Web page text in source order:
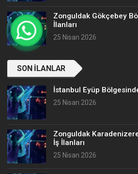
Zonguldak Gökçebey
İlanları
25 Nisan 2026
SON İLANLAR
İstanbul Eyüp
25 Nisan 2026
Zonguldak
İş İlanları
25 Nisan 2026